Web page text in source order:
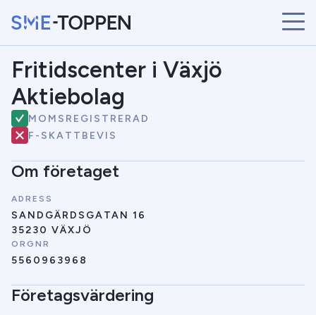
START
ÅRETS VINNARE
BRANSCHER
SÖK
Fritidscenter i Växjö
Aktiebolag
MOMSREGISTRERAD
F-SKATTBEVIS
Om företaget
ADRESS
SANDGÄRDSGATAN 16
35230 VÄXJÖ
ORGNR
5560963968
Företagsvärdering